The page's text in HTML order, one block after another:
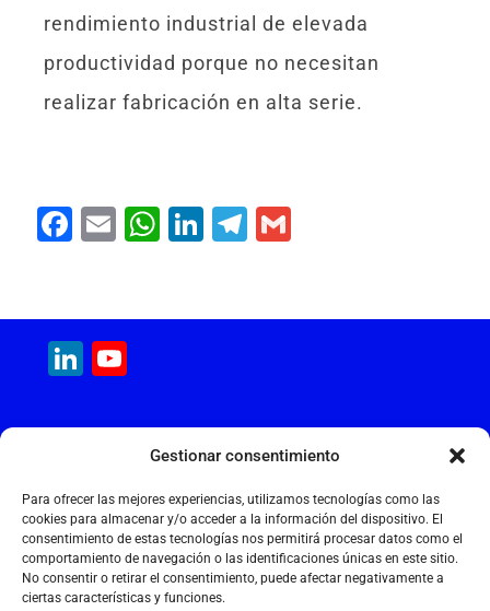
Gestionar consentimiento
Para ofrecer las mejores experiencias, utilizamos tecnologías como las
cookies para almacenar y/o acceder a la información del dispositivo. El
consentimiento de estas tecnologías nos permitirá procesar datos como el
comportamiento de navegación o las identificaciones únicas en este sitio.
No consentir o retirar el consentimiento, puede afectar negativamente a
ciertas características y funciones.
rendimiento industrial de elevada
productividad porque no necesitan
realizar fabricación en alta serie.
F
e
b
o
E
l
W
s
p
Li
e
T
gr l
LinkedIn
Calle Cantir, 12 – Nave 7
Polígono Industrial Magarola
08292 Esparreguera – Barcelona
+34 934 397 038
info@maquinariainternacional.com